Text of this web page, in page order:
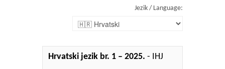
Jezik / Language:
Hrvatski jezik br. 1 – 2025. - IHJ